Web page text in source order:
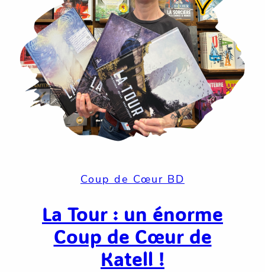
Coup de Cœur BD
La Tour : un énorme
Coup de Cœur de
Katell !